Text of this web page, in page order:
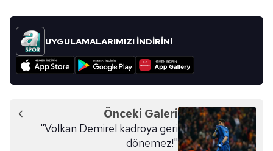
UYGULAMALARIMIZI İNDİRİN!
Önceki Galeri
"Volkan Demirel kadroya geri
dönemez!"